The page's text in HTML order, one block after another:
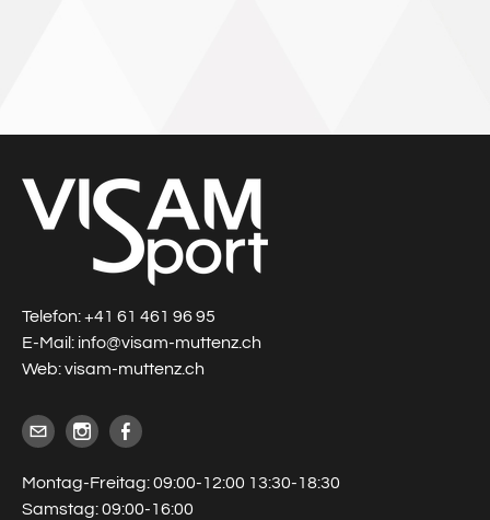
Telefon: +41 61 461 96 95
E-Mail: info@visam-muttenz.ch
Web: visam-muttenz.ch
Montag-Freitag: 09:00-12:00 13:30-18:30
Samstag: 09:00-16:00